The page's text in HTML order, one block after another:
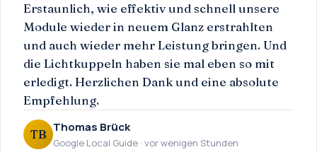
Erstaunlich, wie effektiv und schnell unsere
Module wieder in neuem Glanz erstrahlten
und auch wieder mehr Leistung bringen. Und
die Lichtkuppeln haben sie mal eben so mit
erledigt. Herzlichen Dank und eine absolute
Empfehlung.
TB Thomas Brück
Google Local Guide · vor wenigen Stunden